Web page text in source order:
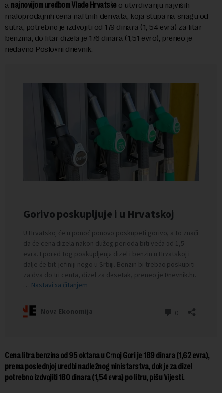
a najnovijom uredbom Vlade Hrvatske o utvrđivanju najviših
maloprodajnih cena naftnih derivata, koja stupa na snagu od
sutra, potrebno je izdvojiti od 179 dinara (1, 54 evra) za litar
benzina, do litar dizela je 176 dinara (1,51 evro), preneo je
nedavno Poslovni dnevnik.
Cena litra benzina od 95 oktana u Crnoj Gori je 189 dinara (1,62 evra),
prema poslednjoj uredbi nadležnog ministarstva, dok je za dizel
potrebno izdvojiti 180 dinara (1,54 evra) po litru, pišu Vijesti.